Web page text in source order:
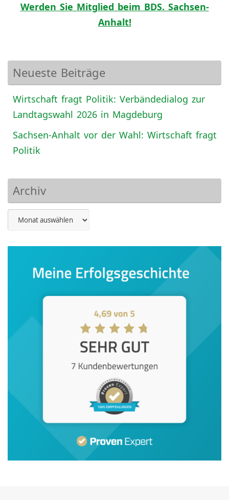
Werden Sie Mitglied beim BDS. Sachsen-
Anhalt!
Neueste Beiträge
Wirtschaft fragt Politik: Verbändedialog zur
Landtagswahl 2026 in Magdeburg
Sachsen-Anhalt vor der Wahl: Wirtschaft fragt
Politik
Archiv
Archiv